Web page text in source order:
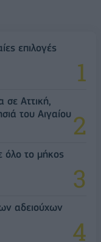
επιλογές
σε Αττική,
του Αιγαίου
το μήκος
αδειούχων